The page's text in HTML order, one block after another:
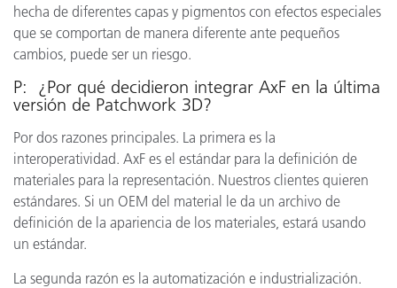
hecha de diferentes capas y pigmentos con efectos especiales
que se comportan de manera diferente ante pequeños
cambios, puede ser un riesgo.
P: ¿Por qué decidieron integrar AxF en la última
versión de Patchwork 3D?
Por dos razones principales. La primera es la
interoperatividad. AxF es el estándar para la definición de
materiales para la representación. Nuestros clientes quieren
estándares. Si un OEM del material le da un archivo de
definición de la apariencia de los materiales, estará usando
un estándar.
La segunda razón es la automatización e industrialización.